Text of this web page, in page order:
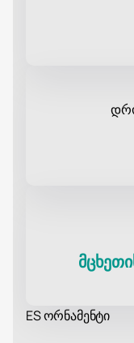
ES ორნამენტი